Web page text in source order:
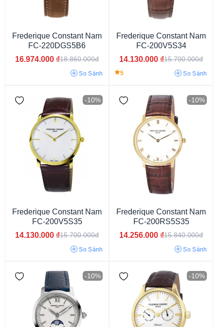
10atm
Frederique Constant Nam
FC-220DGS5B6
16.974.000 ₫18.860.000đ
So Sánh
Frederique Constant Nam
FC-200V5S34
14.130.000 ₫15.700.000đ
5 So Sánh
-10%
Frederique Constant Nam
FC-200V5S35
14.130.000 ₫15.700.000đ
So Sánh
-10%
Frederique Constant Nam
FC-200RS5S35
14.256.000 ₫15.840.000đ
So Sánh
-10% -10%